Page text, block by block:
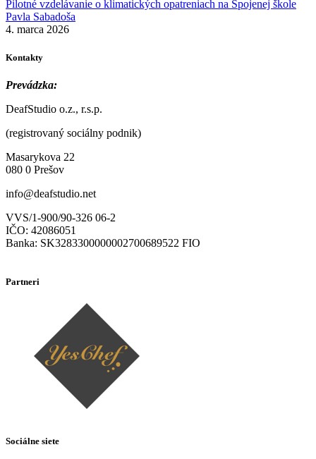
Pilotné vzdelávanie o klimatických opatreniach na Spojenej škole
Pavla Sabadoša
4. marca 2026
Kontakty
Prevádzka:
DeafStudio o.z., r.s.p.
(registrovaný sociálny podnik)
Masarykova 22
080 0 Prešov
info@deafstudio.net
VVS/1-900/90-326 06-2
IČO: 42086051
Banka: SK3283300000002700689522 FIO
Partneri
Sociálne siete